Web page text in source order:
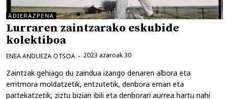
ADIERAZPENA
Lurraren zaintzarako eskubide
kolektiboa
2023 azaroak 30
ENEA ANDUEZA OTSOA
Zaintzak gehiago du zaindua izango denaren albora eta
erritmora moldatzetik, entzutetik, denbora eman eta
partekatzetik, ziztu bizian ibili eta denborari aurrea hartu nahi